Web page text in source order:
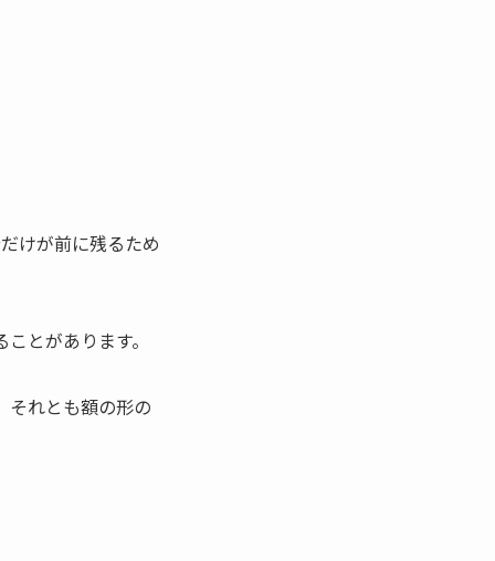
けが前に残るため
とがあります。
それとも額の形の